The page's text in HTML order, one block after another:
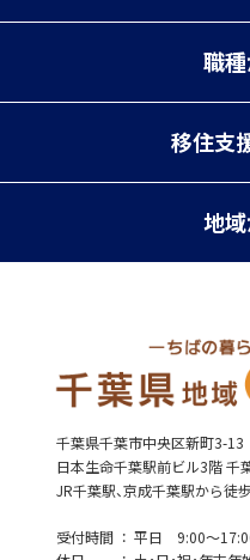
職種
移住支
地域
千葉県千葉市中央区新町3-13
日本生命千葉駅前ビル3階 千
JR千葉駅、京成千葉駅から徒
受付時間
平日 9:00～